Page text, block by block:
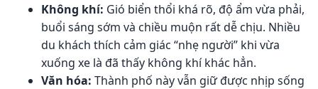
Không khí: Gió biển thổi khá rõ, độ ẩm vừa phải,
buổi sáng sớm và chiều muộn rất dễ chịu. Nhiều
du khách thích cảm giác “nhẹ người” khi vừa
xuống xe là đã thấy không khí khác hẳn.
Văn hóa: Thành phố này vẫn giữ được nhịp sống